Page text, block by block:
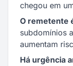
chegou em
O remetente
subdomínios
aumentam
Há urgência